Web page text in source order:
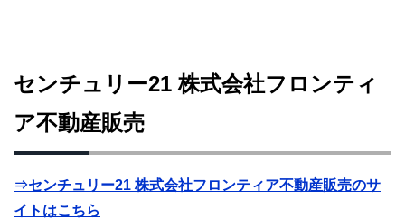
センチュリー21 株式会社フロンティ
ア不動産販売
⇒センチュリー21 株式会社フロンティア不動産販売のサ
イトはこちら